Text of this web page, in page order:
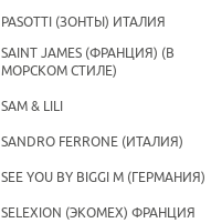
PASOTTI (ЗОНТЫ) ИТАЛИЯ
SAINT JAMES (ФРАНЦИЯ) (В
МОРСКОМ СТИЛЕ)
SAM & LILI
SANDRO FERRONE (ИТАЛИЯ)
SEE YOU BY BIGGI M (ГЕРМАНИЯ)
SELEXION (ЭКОМЕХ) ФРАНЦИЯ